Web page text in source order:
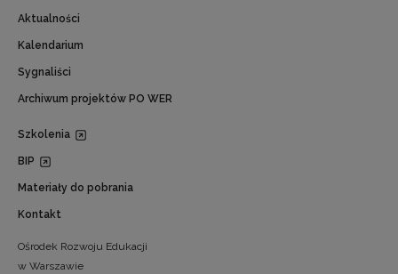
Aktualności
Kalendarium
Sygnaliści
Archiwum projektów PO WER
Szkolenia
BIP
Materiały do pobrania
Kontakt
Ośrodek Rozwoju Edukacji
w Warszawie